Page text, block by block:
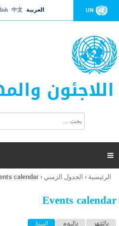
navigation UN العربية 中文
اللاجئون
ت
ر
ل
ح
ب

أنت
هنا
الرئيسية › الجدول الزمني ›
calendar
Events calendar